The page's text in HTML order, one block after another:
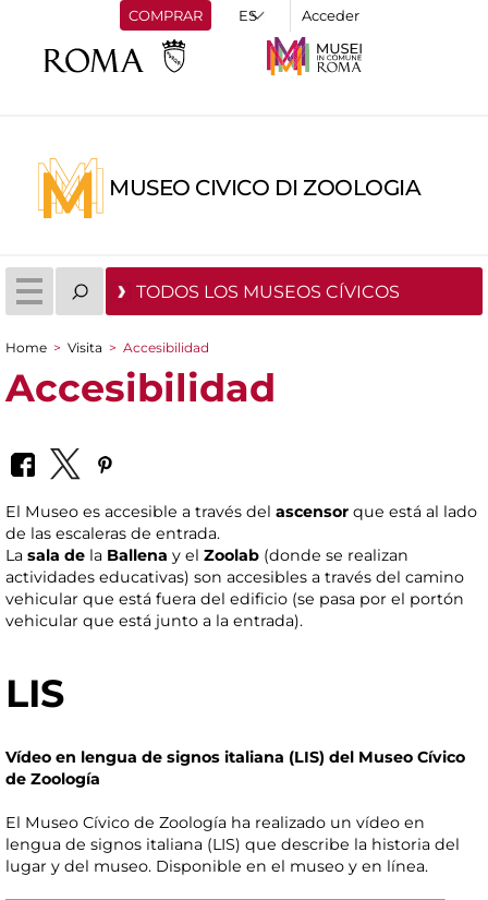
COMPRAR Acceder
MUSEO CIVICO DI ZOOLOGIA
TODOS LOS MUSEOS CÍVICOS
You are here
Home > Visita > Accesibilidad
Accesibilidad
El Museo es accesible a través del ascensor que está al lado
de las escaleras de entrada.
La sala de la Ballena y el Zoolab (donde se realizan
actividades educativas) son accesibles a través del camino
vehicular que está fuera del edificio (se pasa por el portón
vehicular que está junto a la entrada).
LIS
Vídeo en lengua de signos italiana (LIS) del Museo Cívico
de Zoología
El Museo Cívico de Zoología ha realizado un vídeo en
lengua de signos italiana (LIS) que describe la historia del
lugar y del museo. Disponible en el museo y en línea.